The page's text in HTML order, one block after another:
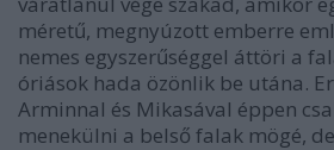
méretű, megnyúzott emberre
nemes egyszerűséggel áttöri a
óriások hada özönlik be utána.
Arminnal és Mikasával éppen
menekülni a belső falak mögé,